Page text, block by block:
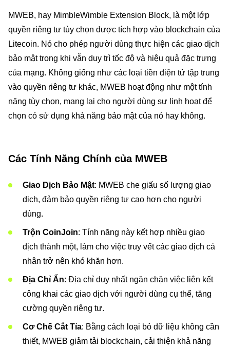
MWEB, hay MimbleWimble Extension Block, là một lớp
quyền riêng tư tùy chọn được tích hợp vào blockchain của
Litecoin. Nó cho phép người dùng thực hiện các giao dịch
bảo mật trong khi vẫn duy trì tốc độ và hiệu quả đặc trưng
của mạng. Không giống như các loại tiền điện tử tập trung
vào quyền riêng tư khác, MWEB hoạt động như một tính
năng tùy chọn, mang lại cho người dùng sự linh hoạt để
chọn có sử dụng khả năng bảo mật của nó hay không.
Các Tính Năng Chính của MWEB
Giao Dịch Bảo Mật: MWEB che giấu số lượng giao
dịch, đảm bảo quyền riêng tư cao hơn cho người
dùng.
Trộn CoinJoin: Tính năng này kết hợp nhiều giao
dịch thành một, làm cho việc truy vết các giao dịch cá
nhân trở nên khó khăn hơn.
Địa Chỉ Ẩn: Địa chỉ duy nhất ngăn chặn việc liên kết
công khai các giao dịch với người dùng cụ thể, tăng
cường quyền riêng tư.
Cơ Chế Cắt Tỉa: Bằng cách loại bỏ dữ liệu không cần
thiết, MWEB giảm tải blockchain, cải thiện khả năng